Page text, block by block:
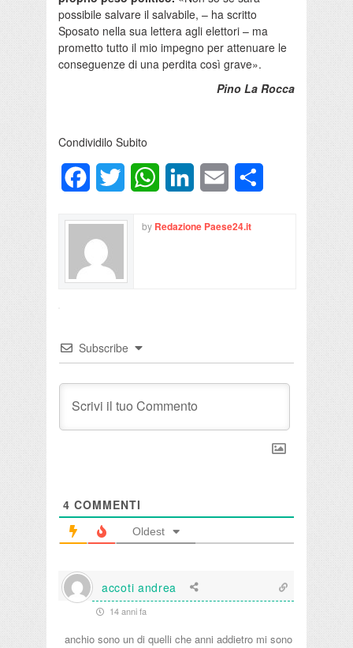
possibile salvare il salvabile, – ha scritto
Sposato nella sua lettera agli elettori – ma
prometto tutto il mio impegno per attenuare le
conseguenze di una perdita così grave».
Pino La Rocca
Condividilo Subito
FacebookTwitter WhatsAppLinkedInEmail
by Redazione Paese24.it
Subscribe
4 COMMENTI
Oldest
accoti andrea
14 anni fa
anchio sono un di quelli che anni addietro mi sono